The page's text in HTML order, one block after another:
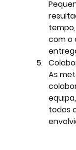
com o
As
todos